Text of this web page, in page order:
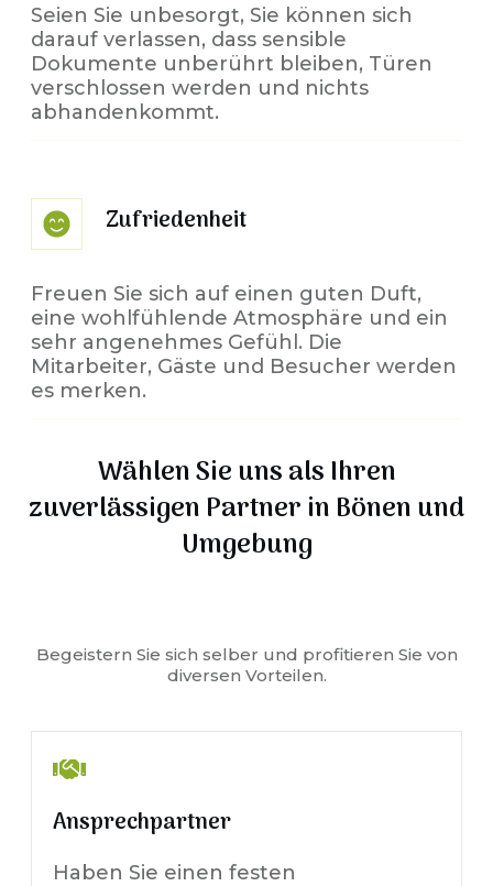
Seien Sie unbesorgt, Sie können sich
darauf verlassen, dass sensible
Dokumente unberührt bleiben, Türen
verschlossen werden und nichts
abhandenkommt.
Zufriedenheit
Freuen Sie sich auf einen guten Duft,
eine wohlfühlende Atmosphäre und ein
sehr angenehmes Gefühl. Die
Mitarbeiter, Gäste und Besucher werden
es merken.
Wählen Sie uns als Ihren
zuverlässigen Partner inBönenund
Umgebung
Begeistern Sie sich selber und profitieren Sie von
diversen Vorteilen.
Ansprechpartner
Haben Sie einen festen